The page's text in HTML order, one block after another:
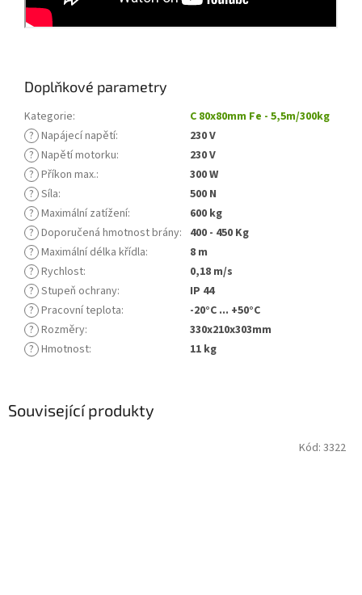
Související produkty
Kód: 3322
Doplňkové parametry
Kategorie:
C 80x80mm Fe - 5,5m/300kg
? Napájecí napětí:
230 V
? Napětí motorku:
230 V
? Příkon max.:
300 W
? Síla:
500 N
? Maximální zatížení:
600 kg
? Doporučená hmotnost brány: 400 - 450 Kg
? Maximální délka křídla:
8 m
? Rychlost:
0,18 m/s
? Stupeň ochrany:
IP 44
? Pracovní teplota:
-20°C ... +50°C
? Rozměry:
330x210x303mm
? Hmotnost: 11 kg